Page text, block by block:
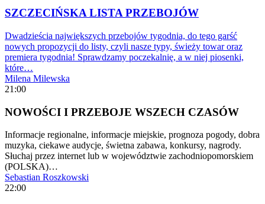
SZCZECIŃSKA LISTA PRZEBOJÓW
Dwadzieścia największych przebojów tygodnia, do tego garść
nowych propozycji do listy, czyli nasze typy, świeży towar oraz
premiera tygodnia! Sprawdzamy poczekalnię, a w niej piosenki,
które…
Milena Milewska
21:00
NOWOŚCI I PRZEBOJE WSZECH CZASÓW
Informacje regionalne, informacje miejskie, prognoza pogody, dobra
muzyka, ciekawe audycje, świetna zabawa, konkursy, nagrody.
Słuchaj przez internet lub w województwie zachodniopomorskiem
(POLSKA)…
Sebastian Roszkowski
22:00